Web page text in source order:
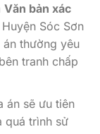
Văn bản xác
Sóc Sơn
thường yêu
tranh chấp
án sẽ ưu tiên
quá trình sử